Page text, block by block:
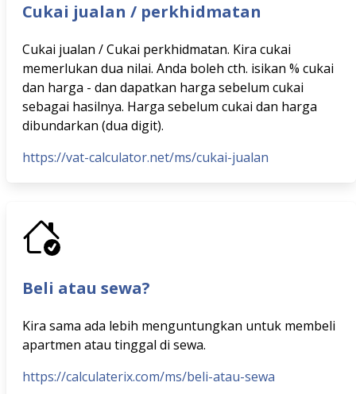
Cukai jualan / perkhidmatan
Cukai jualan / Cukai perkhidmatan. Kira cukai
memerlukan dua nilai. Anda boleh cth. isikan % cukai
dan harga - dan dapatkan harga sebelum cukai
sebagai hasilnya. Harga sebelum cukai dan harga
dibundarkan (dua digit).
https://vat-calculator.net/ms/cukai-jualan
Beli atau sewa?
Kira sama ada lebih menguntungkan untuk membeli
apartmen atau tinggal di sewa.
https://calculaterix.com/ms/beli-atau-sewa